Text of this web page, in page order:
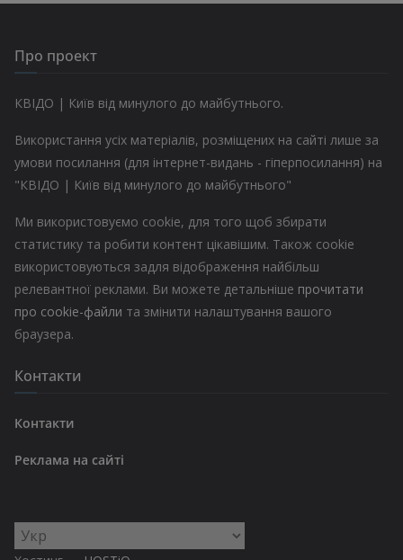
Про проект
КВІДО | Київ від минулого до майбутнього.
Використання усіх матеріалів, розміщених на сайті лише за
умови посилання (для інтернет-видань - гіперпосилання) на
"КВІДО | Київ від минулого до майбутнього"
Ми використовуємо cookie, для того щоб збирати
статистику та робити контент цікавішим. Також cookie
використовуються задля відображення найбільш
релевантної реклами. Ви можете детальніше прочитати
про cookie-файли та змінити налаштування вашого
браузера.
Контакти
Контакти
Реклама на сайті
Вибрати
мову